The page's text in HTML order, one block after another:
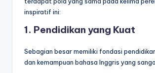
inspiratif ini:
1. Pendidikan yang Kuat
Sebagian besar memiliki fondasi
dan kemampuan bahasa Inggris yang